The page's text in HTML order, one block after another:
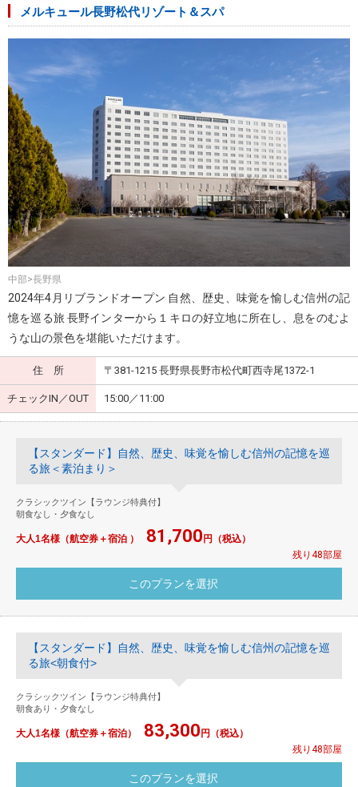
メルキュール長野松代リゾート＆スパ
中部>長野県
2024年4月リブランドオープン 自然、歴史、味覚を愉しむ信州の記
憶を巡る旅 長野インターから１キロの好立地に所在し、息をのむよ
うな山の景色を堪能いただけます。
住 所 〒381-1215 長野県長野市松代町西寺尾1372-1
チェックIN／OUT 15:00／11:00
【スタンダード】自然、歴史、味覚を愉しむ信州の記憶を巡
る旅＜素泊まり＞
クラシックツイン【ラウンジ特典付】
朝食なし・夕食なし
大人1名様（航空券＋宿泊 ） 81,700円（税込）
残り48部屋
【スタンダード】自然、歴史、味覚を愉しむ信州の記憶を巡
る旅<朝食付>
クラシックツイン【ラウンジ特典付】
朝食あり・夕食なし
大人1名様（航空券＋宿泊） 83,300円（税込）
残り48部屋